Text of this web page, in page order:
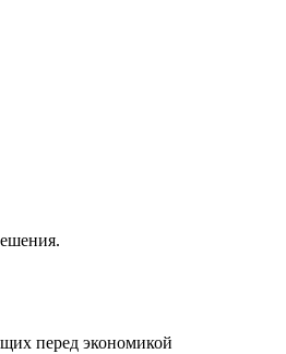
перед экономикой